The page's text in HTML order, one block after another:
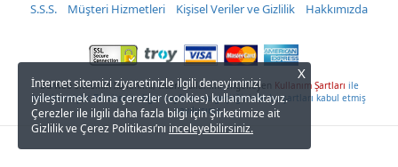
58 SH 221
58 SH 481
(533)-478-06-
72
S.S.S. Müşteri Hizmetleri Kişisel Veriler ve Gizlilik Hakkımızda
Bu web sitesinin kullanımı, ticari kullanımı engelleyen Kullanım Şartları ile
belirlenmiştir. Bu sitenin diğer sayfalarına geçtiğinizde bu şartları kabul etmiş
sayılırsınız.
X
İnternet sitemizi ziyaretinizle ilgili deneyiminizi
iyileştirmek adına çerezler (cookies) kullanmaktayız.
Çerezler ile ilgili daha fazla bilgi için Şirketimize ait
Gizlilik ve Çerez Politikası’nı inceleyebilirsiniz.